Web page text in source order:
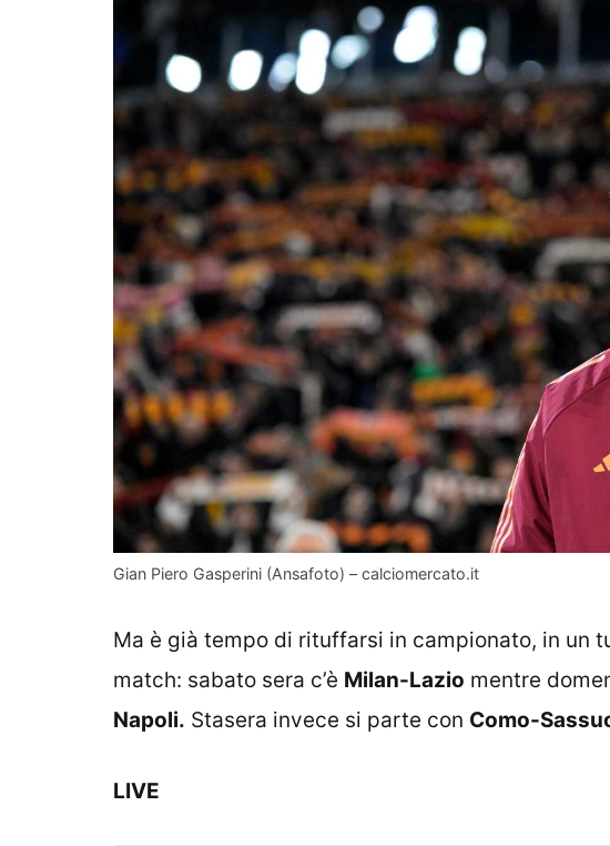
Gian Piero Gasperini (Ansafoto) – calciomercato.it
Ma è già tempo di rituffarsi in campionato, in un
match: sabato sera c’è Milan-Lazio mentre
Napoli. Stasera invece si parte con Como-
LIVE